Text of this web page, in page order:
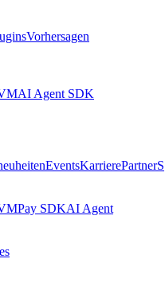
Vorhersagen
AI Agent SDK
EventsKarrierePartnerS
Pay SDKAI Agent